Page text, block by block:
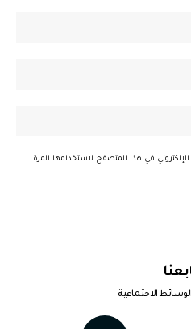
في هذا المتصفح لاستخدامها المرة
الاجتماعية